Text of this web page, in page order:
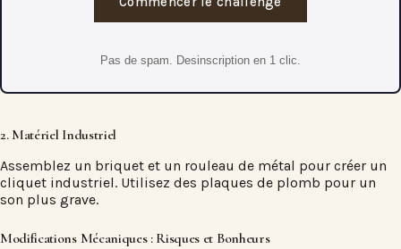
Pas de spam. Desinscription en 1 clic.
2. Matériel Industriel
Assemblez un briquet et un rouleau de métal pour créer un
cliquet industriel. Utilisez des plaques de plomb pour un
son plus grave.
Modifications Mécaniques : Risques et Bonheurs